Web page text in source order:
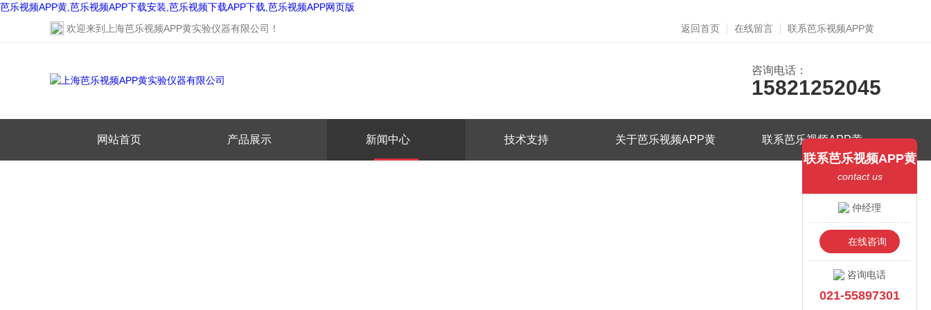
芭乐视频APP黄,芭乐视频APP下载安装,芭乐视频下载APP下载,芭乐视频APP网页版
欢迎来到
上海芭乐视频APP黄实验仪器有限公司 ！ 返回首页 在线留言 联系芭乐视频APP黄
咨询电话：
15821252045
网站首页 产品展示 新闻中心 技术支持 关于芭乐视频APP黄 联系芭乐视频APP黄
联系芭乐视频APP黄
contact us
仲经理
在线咨询
咨询电话
021-55897301